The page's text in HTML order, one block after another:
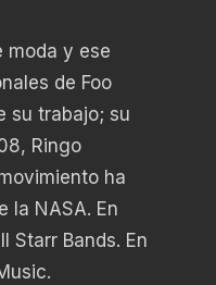
moda y ese
de Foo
su trabajo; su
Ringo
ha
la NASA. En
Starr Bands. En